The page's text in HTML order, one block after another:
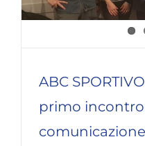
ABC
primo